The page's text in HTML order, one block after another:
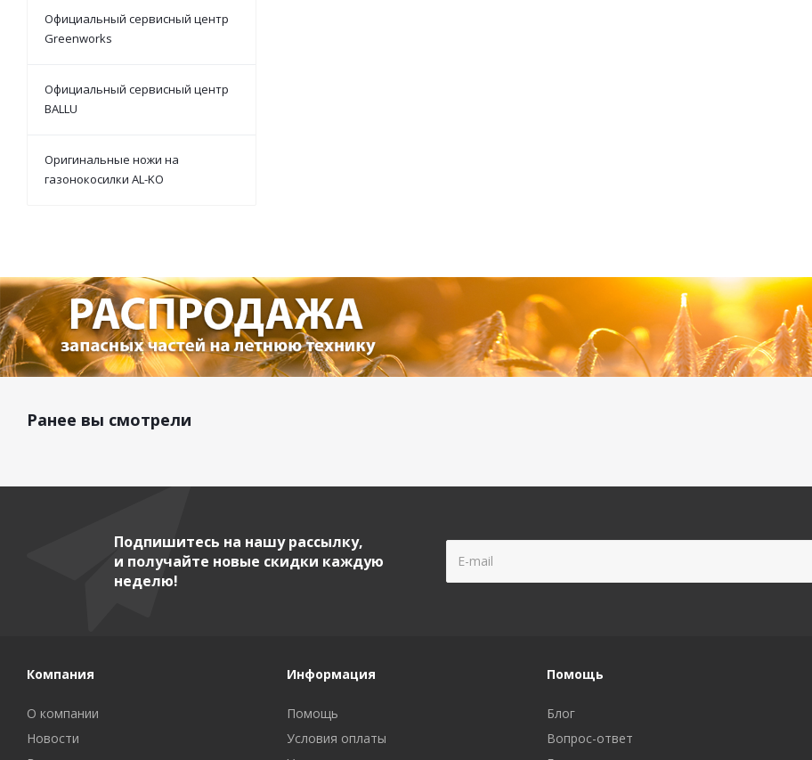
Официальный сервисный центр
Greenworks
Официальный сервисный центр
BALLU
Оригинальные ножи на
газонокосилки AL-KO
Ранее вы смотрели
Подпишитесь на нашу рассылку,
и получайте новые скидки каждую
неделю!
Компания
О компании
Новости
Информация
Помощь
Условия оплаты
Помощь
Блог
Вопрос-ответ